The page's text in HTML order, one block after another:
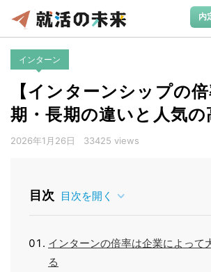
内
インターン
【インターンシップの
期・長期の違いと人気
2026年1月26日 33425 views
目次 目次を開く
インターンの倍率は企業によって
る